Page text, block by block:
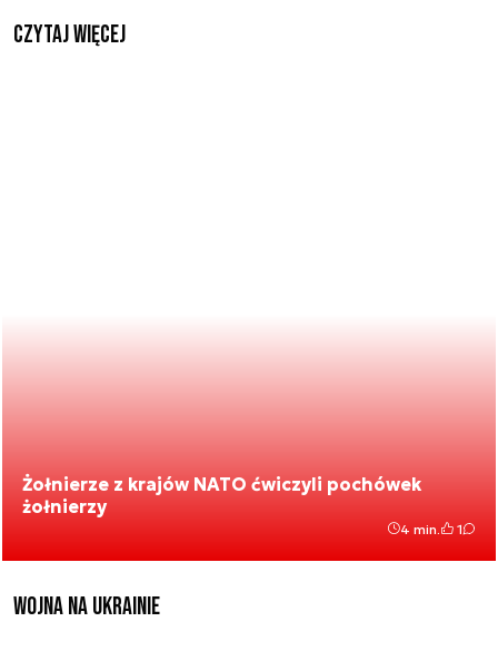
czytaj więcej
Żołnierze z krajów NATO ćwiczyli pochówek
żołnierzy
4 min. 1
Wojna na Ukrainie